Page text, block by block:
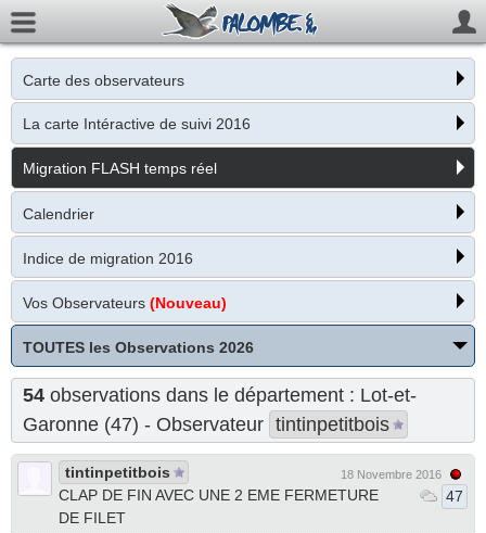
Carte des observateurs
La carte Intéractive de suivi 2016
Migration FLASH temps réel
Calendrier
Indice de migration 2016
Vos Observateurs (Nouveau)
TOUTES les Observations 2026
54 observations dans le département : Lot-et-
Garonne (47) - Observateur tintinpetitbois
tintinpetitbois
CLAP DE FIN AVEC UNE 2 EME FERMETURE
DE FILET
18 Novembre 2016
47